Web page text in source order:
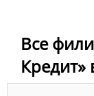
Все
Кредит»